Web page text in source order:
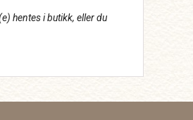
hentes i butikk, eller du